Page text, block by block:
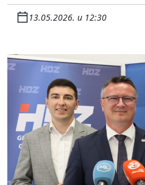
13.05.2026. u 12:30